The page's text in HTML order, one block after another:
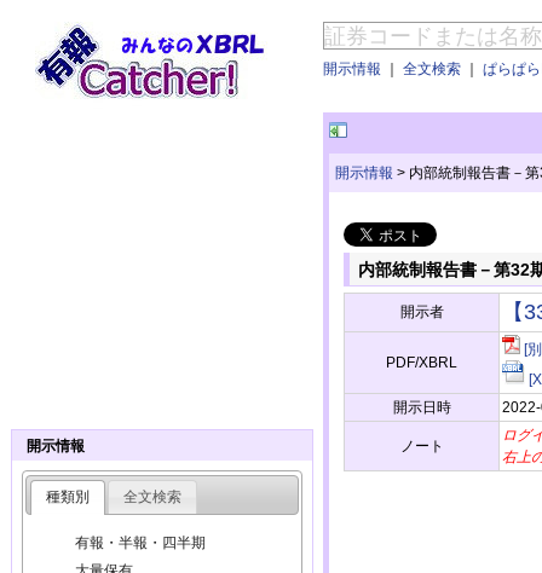
開示情報 ｜ 全文検索 ｜ ぱらぱ
開示情報 > 内部統制報告書－
内部統制報告書－第32
開示者 【
PDF/XBRL
[
開示日時
ノート
ログ
右上
開示情報
種類別 全文検索
有報・半報・四半期